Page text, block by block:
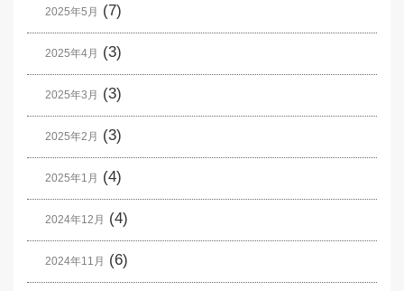
2025年5月 (7)
2025年4月 (3)
2025年3月 (3)
2025年2月 (3)
2025年1月 (4)
2024年12月 (4)
2024年11月 (6)